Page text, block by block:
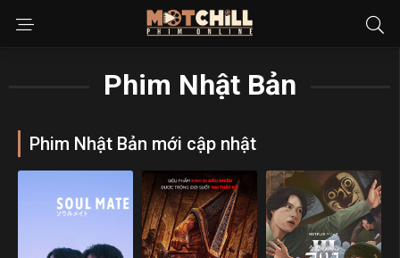
Phim Nhật Bản
Phim Nhật Bản mới cập nhật